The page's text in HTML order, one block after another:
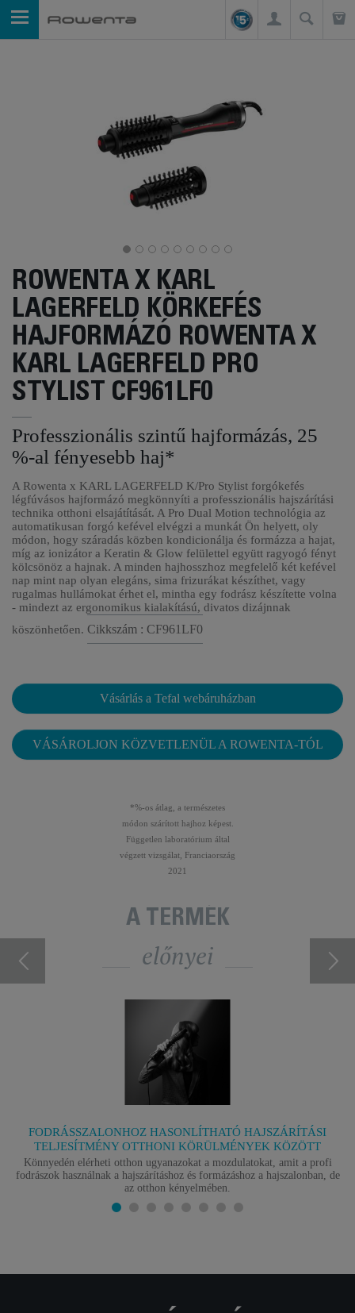
ROWENTA X KARL
LAGERFELD KÖRKEFÉS
HAJFORMÁZÓ ROWENTA X
KARL LAGERFELD PRO
STYLIST CF961LF0
Professzionális szintű hajformázás, 25
%-al fényesebb haj*
A Rowenta x KARL LAGERFELD K/Pro Stylist forgókefés
légfúvásos hajformázó megkönnyíti a professzionális hajszárítási
technika otthoni elsajátítását. A Pro Dual Motion technológia az
automatikusan forgó kefével elvégzi a munkát Ön helyett, oly
módon, hogy száradás közben kondicionálja és formázza a hajat,
míg az ionizátor a Keratin & Glow felülettel együtt ragyogó fényt
kölcsönöz a hajnak. A minden hajhosszhoz megfelelő két kefével
nap mint nap olyan elegáns, sima frizurákat készíthet, vagy
rugalmas hullámokat érhet el, mintha egy fodrász készítette volna
- mindezt az ergonomikus kialakítású, divatos dizájnnak
köszönhetően. Cikkszám : CF961LF0
Vásárlás a Tefal webáruházban
VÁSÁROLJON KÖZVETLENÜL A ROWENTA-TÓL
*%-os átlag, a természetes
módon szárított hajhoz képest.
Független laboratórium által
végzett vizsgálat, Franciaország
2021
A TERMÉK
előnyei
FODRÁSSZALONHOZ HASONLÍTHATÓ HAJSZÁRÍTÁSI
TELJESÍTMÉNY OTTHONI KÖRÜLMÉNYEK KÖZÖTT
Könnyedén elérheti otthon ugyanazokat a mozdulatokat, amit a profi
fodrászok használnak a hajszárításhoz és formázáshoz a hajszalonban, de
az otthon kényelmében.